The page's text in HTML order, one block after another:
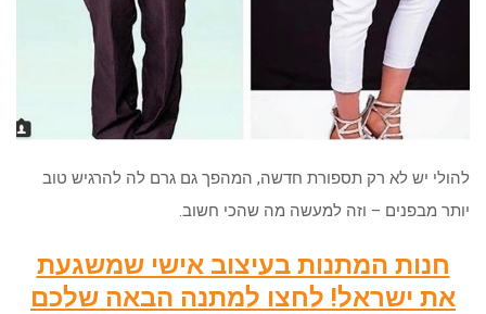
להולי יש לא רק תספורת חדשה, המהפך גם גרם לה להרגיש טוב
יותר מבפנים – וזה למעשה מה שהכי חשוב.
חנות המתנות בעיצוב אישי שמשגעת
את ישראל! לחצו למתנה הבאה שלכם